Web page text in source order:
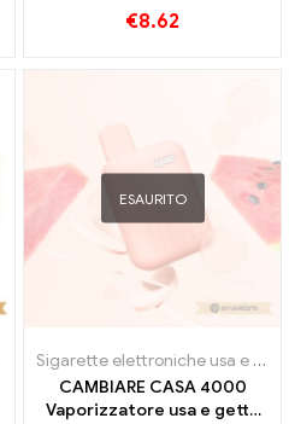
€8.62
ESAURITO
Sigarette elettroniche usa e getta
CAMBIARE CASA 4000
Vaporizzatore usa e getta